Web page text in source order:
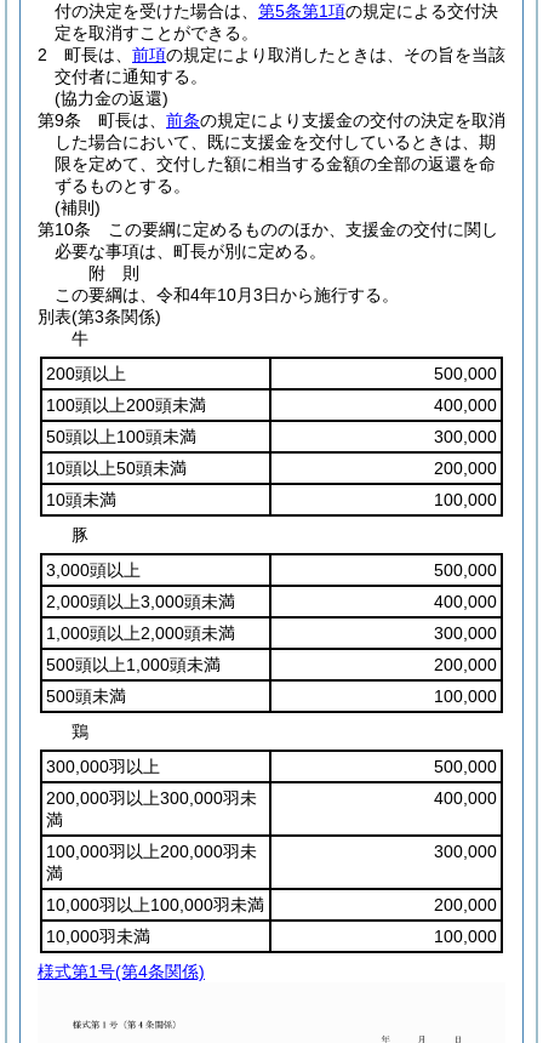
付の決定を受けた場合は、 第5条第1項の規定による交付決
定を取消すことができる。
2
町長は、 前項の規定により取消したときは、その旨を当該
交付者に通知する。
(協力金の返還)
第9条
町長は、 前条の規定により支援金の交付の決定を取消
した場合において、既に支援金を交付しているときは、期
限を定めて、交付した額に相当する金額の全部の返還を命
ずるものとする。
(補則)
第10条
この要綱に定めるもののほか、支援金の交付に関し
必要な事項は、町長が別に定める。
附 則
この要綱は、令和4年10月3日から施行する。
別表(第3条関係)
牛
200頭以上
500,000
100頭以上200頭未満
400,000
50頭以上100頭未満
300,000
10頭以上50頭未満
200,000
10頭未満
100,000
豚
3,000頭以上
500,000
2,000頭以上3,000頭未満
400,000
1,000頭以上2,000頭未満
300,000
500頭以上1,000頭未満
200,000
500頭未満
100,000
鶏
300,000羽以上
500,000
200,000羽以上300,000羽未
満
400,000
100,000羽以上200,000羽未
満
300,000
10,000羽以上100,000羽未満
200,000
10,000羽未満
100,000
様式第1号(第4条関係)